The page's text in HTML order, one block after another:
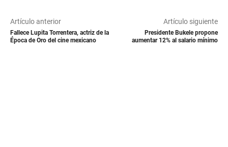
Artículo anterior
Fallece Lupita Torrentera, actriz de la
Época de Oro del cine mexicano
Artículo siguiente
Presidente Bukele propone
aumentar 12% al salario mínimo